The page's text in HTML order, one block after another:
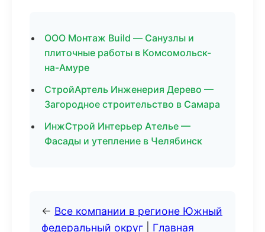
ООО Монтаж Build — Санузлы и
плиточные работы в Комсомольск-
на-Амуре
СтройАртель Инженерия Дерево —
Загородное строительство в Самара
ИнжСтрой Интерьер Ателье —
Фасады и утепление в Челябинск
← Все компании в регионе Южный
федеральный округ
Главная